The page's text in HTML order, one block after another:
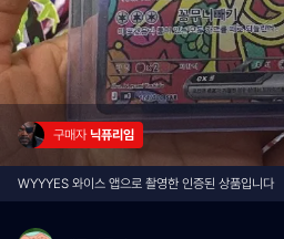
구매자 닉퓨리임
WYYYES 와이스 앱으로 촬영한 인증된 상품입니다